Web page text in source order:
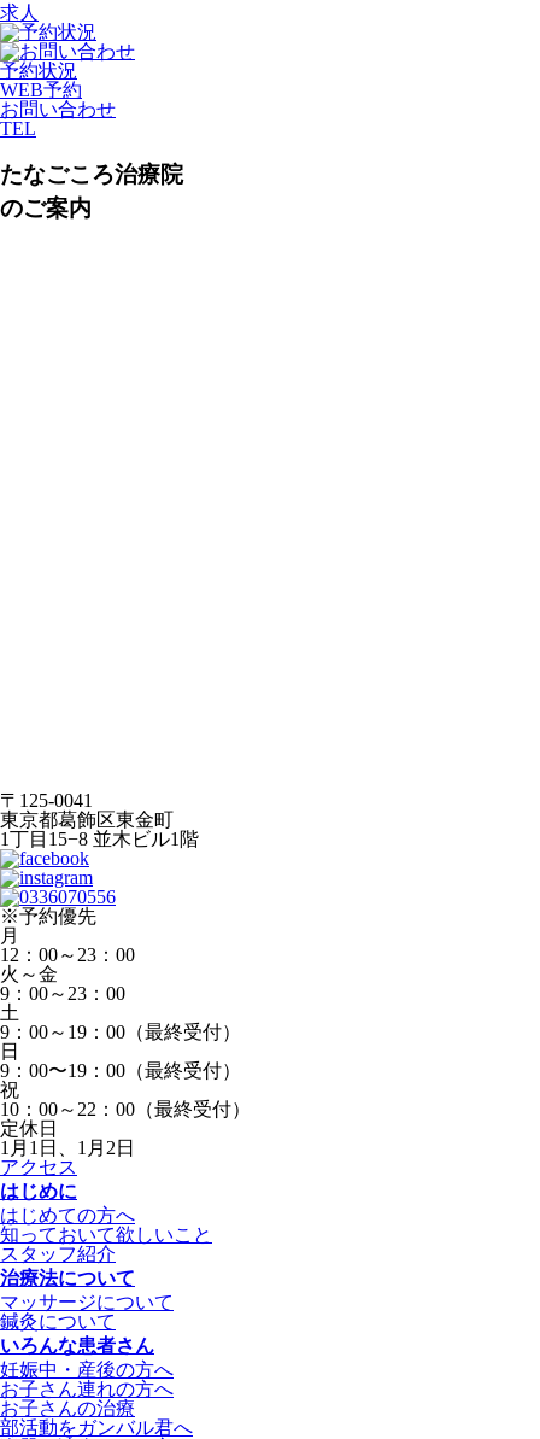
求人
予約状況
WEB予約
お問い合わせ
TEL
たなごころ治療院
のご案内
〒125-0041
東京都葛飾区東金町
1丁目15−8 並木ビル1階
※予約優先
月
12：00～23：00
火～金
9：00～23：00
土
9：00～19：00（最終受付）
日
9：00〜19：00（最終受付）
祝
10：00～22：00（最終受付）
定休日
1月1日、1月2日
アクセス
はじめに
はじめての方へ
知っておいて欲しいこと
スタッフ紹介
治療法について
マッサージについて
鍼灸について
いろんな患者さん
妊娠中・産後の方へ
お子さん連れの方へ
お子さんの治療
部活動をガンバル君へ